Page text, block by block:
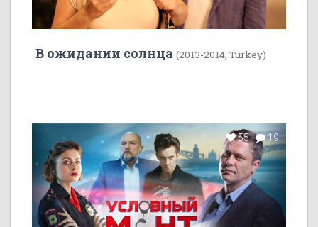
В ожидании солнца (2013-2014, Turkey)
55 19